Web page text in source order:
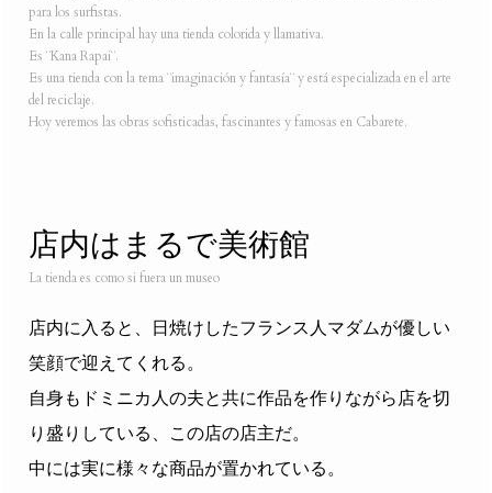
para los surfistas.
En la calle principal hay una tienda colorida y llamativa.
Es ¨Kana Rapai¨.
Es una tienda con la tema ¨imaginación y fantasía¨ y está especializada en el arte
del reciclaje.
Hoy veremos las obras sofisticadas, fascinantes y famosas en Cabarete.
店内はまるで美術館
La tienda es como si fuera un museo
店内に入ると、日焼けしたフランス人マダムが優しい
笑顔で迎えてくれる。
自身もドミニカ人の夫と共に作品を作りながら店を切
り盛りしている、この店の店主だ。
中には実に様々な商品が置かれている。